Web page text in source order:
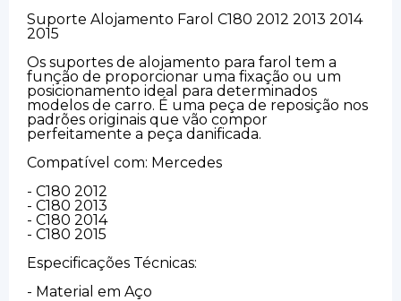
Suporte Alojamento Farol C180 2012 2013 2014
2015
Os suportes de alojamento para farol tem a
função de proporcionar uma fixação ou um
posicionamento ideal para determinados
modelos de carro. É uma peça de reposição nos
padrões originais que vão compor
perfeitamente a peça danificada.
Compatível com: Mercedes
- C180 2012
- C180 2013
- C180 2014
- C180 2015
Especificações Técnicas:
- Material em Aço